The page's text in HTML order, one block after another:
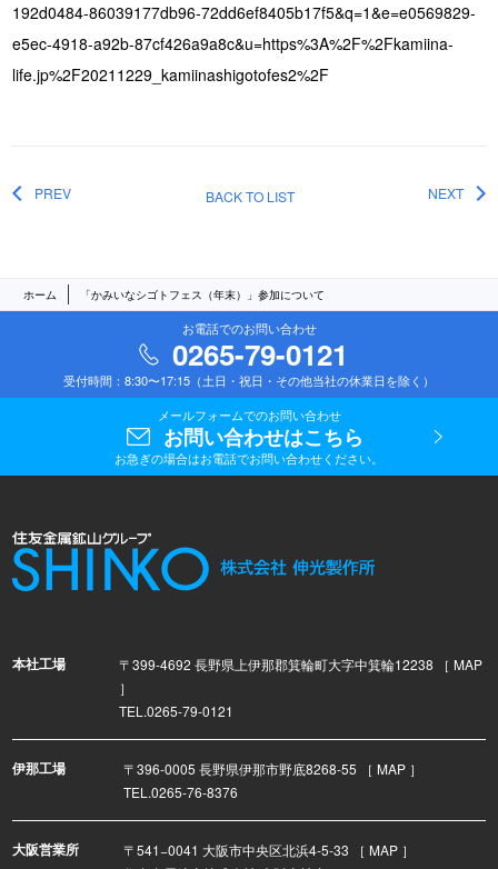
192d0484-86039177db96-72dd6ef8405b17f5&q=1&e=e0569829-
e5ec-4918-a92b-87cf426a9a8c&u=https%3A%2F%2Fkamiina-
life.jp%2F20211229_kamiinashigotofes2%2F
PREV BACK TO LIST NEXT
ホーム 「かみいなシゴトフェス（年末）」参加について
お電話でのお問い合わせ
0265-79-0121
受付時間：8:30〜17:15（土日・祝日・その他当社の休業日を除く）
メールフォームでのお問い合わせ
お問い合わせはこちら
お急ぎの場合はお電話でお問い合わせください。
本社工場 〒399-4692 長野県上伊那郡箕輪町大字中箕輪12238
［ MAP
］
TEL.0265-79-0121
伊那工場 〒396-0005 長野県伊那市野底8268-55
［ MAP ］
TEL.0265-76-8376
大阪営業所 〒541−0041 大阪市中央区北浜4-5-33
［ MAP ］